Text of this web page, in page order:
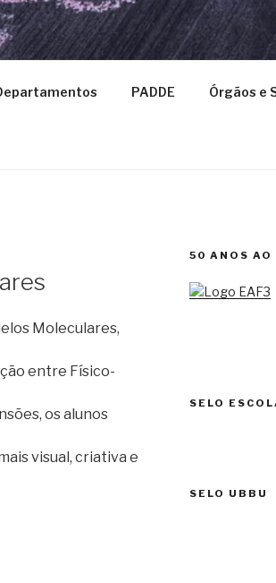
ESCOLAS D.
PADDE Órgãos e
Moleculares,
entre Físico-
os alunos
visual, criativa e
50 ANOS AO
SELO
SELO UBBU